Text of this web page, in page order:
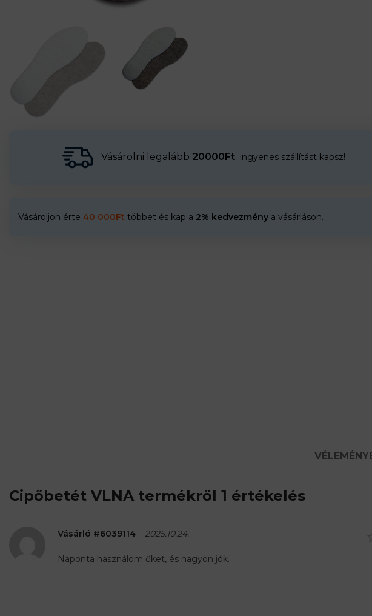
Vásárolni legalább 20000Ft ingyenes szállítást kapsz!
Vásároljon érte 40 000Ft többet és kap a 2% kedvezmény a vásárláson.
Cipőbetét VLNAtermékről 1 értékelés
Vásárló #6039114 – 2025.10.24.
Naponta használom őket, és nagyon jók.